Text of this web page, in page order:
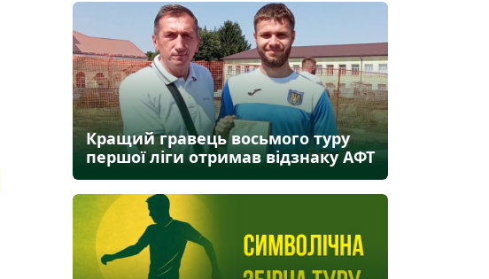
Кращий гравець восьмого туру
першої ліги отримав відзнаку АФТ